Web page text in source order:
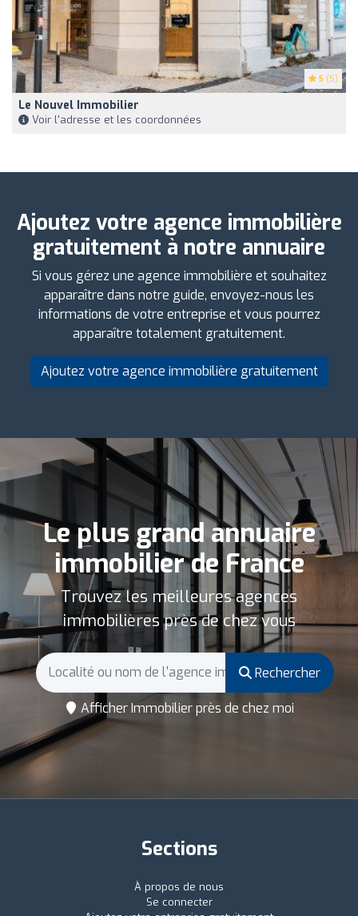
5 (5)
Le Nouvel Immobilier
Voir l'adresse et les coordonnées
Ajoutez votre agence immobilière
gratuitement à notre annuaire
Si vous gérez une agence immobilière et souhaitez
apparaître dans notre guide, envoyez-nous les
informations de votre entreprise et vous pourrez
apparaître totalement gratuitement.
Ajoutez votre agence immobilière gratuitement
Le plus grand annuaire
immobilier de France
Trouvez les meilleures agences
immobilières près de chez vous
Rechercher
Afficher Immobilier près de chez moi
Sections
À propos de nous
Se connecter